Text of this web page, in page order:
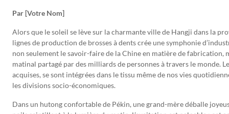
Par [Votre Nom]
Alors que le soleil se lève sur la charmante ville de Hangji dans la
lignes de production de brosses à dents crée une symphonie
non seulement le savoir-faire de la Chine en matière de fabrication,
matinal partagé par des milliards de personnes à travers le monde.
acquises, se sont intégrées dans le tissu même de nos vies
les divisions socio-économiques.
Dans un hutong confortable de Pékin, une grand-mère déballe